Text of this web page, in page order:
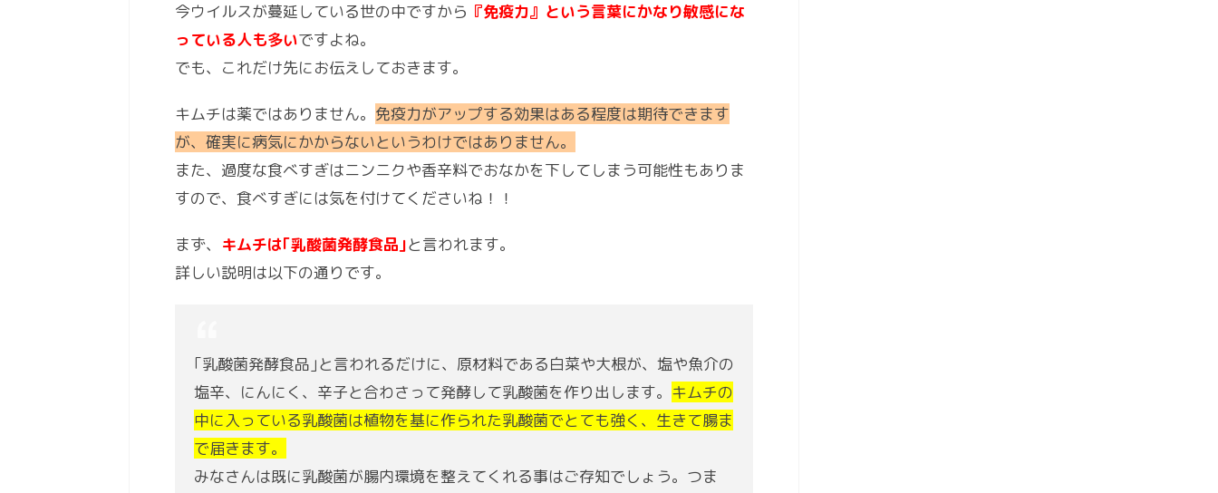
今ウイルスが蔓延している世の中ですから 『免疫力』という言葉にかなり敏感にな
っている人も多いですよね。
でも、これだけ先にお伝えしておきます。
キムチは薬ではありません。 免疫力がアップする効果はある程度は期待できます
が、確実に病気にかからないというわけではありません。
また、過度な食べすぎはニンニクや香辛料でおなかを下してしまう可能性もありま
すので、食べすぎには気を付けてくださいね！！
まず、 キムチは｢乳酸菌発酵食品｣と言われます。
詳しい説明は以下の通りです。
｢乳酸菌発酵食品｣と言われるだけに、原材料である白菜や大根が、塩や魚介の
塩辛、にんにく、辛子と合わさって発酵して乳酸菌を作り出します。 キムチの
中に入っている乳酸菌は植物を基に作られた乳酸菌でとても強く、生きて腸ま
で届きます。
みなさんは既に乳酸菌が腸内環境を整えてくれる事はご存知でしょう。つま